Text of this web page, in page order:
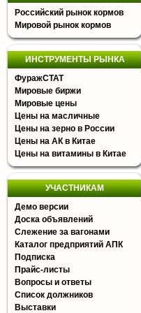
Российский рынок кормов
Мировой рынок кормов
ИНСТРУМЕНТЫ РЫНКА
ФуражСТАТ
Мировые биржи
Мировые цены
Цены на масличные
Цены на зерно в России
Цены на АК в Китае
Цены на витамины в Китае
УЧАСТНИКАМ
Демо версии
Доска объявлений
Слежение за вагонами
Каталог предприятий АПК
Подписка
Прайс-листы
Вопросы и ответы
Список должников
Выставки